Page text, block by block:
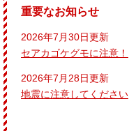
重要なお知らせ
2026年7月30日更新
セアカゴケグモに注意！
2026年7月28日更新
地震に注意してください